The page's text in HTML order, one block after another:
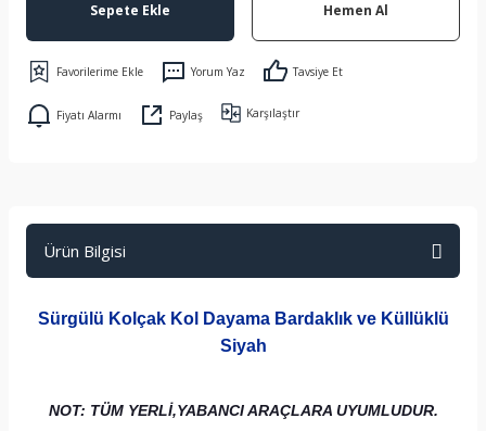
Sepete Ekle Hemen Al
Yorum Yaz Tavsiye Et
Fiyatı Alarmı Paylaş Karşılaştır
Ürün Bilgisi
Sürgülü Kolçak Kol Dayama Bardaklık ve Küllüklü
Siyah
NOT: TÜM YERLİ,YABANCI ARAÇLARA UYUMLUDUR.